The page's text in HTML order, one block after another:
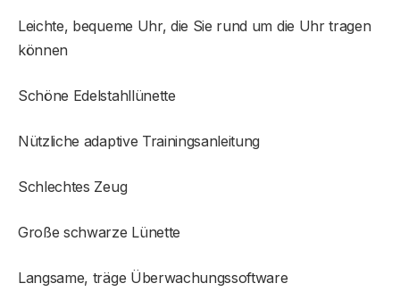
Leichte, bequeme Uhr, die Sie rund um die Uhr tragen
können
Schöne Edelstahllünette
Nützliche adaptive Trainingsanleitung
Schlechtes Zeug
Große schwarze Lünette
Langsame, träge Überwachungssoftware